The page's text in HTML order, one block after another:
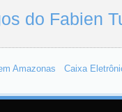
do Fabien
Amazonas Caixa